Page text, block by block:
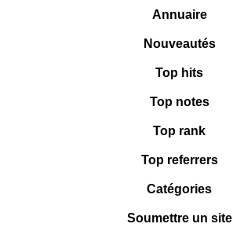
Annuaire
Nouveautés
Top hits
Top notes
Top rank
Top referrers
Catégories
Soumettre un site